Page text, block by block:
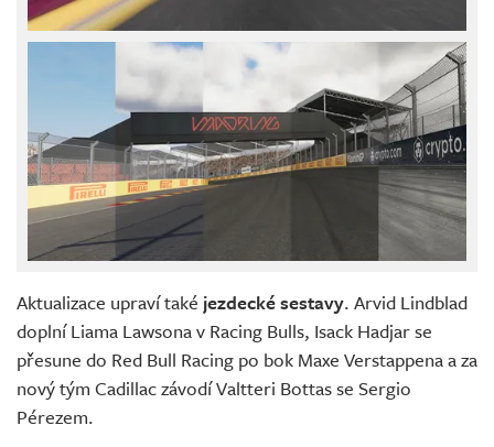
Aktualizace upraví také jezdecké sestavy. Arvid Lindblad
doplní Liama Lawsona v Racing Bulls, Isack Hadjar se
přesune do Red Bull Racing po bok Maxe Verstappena a za
nový tým Cadillac závodí Valtteri Bottas se Sergio
Pérezem.